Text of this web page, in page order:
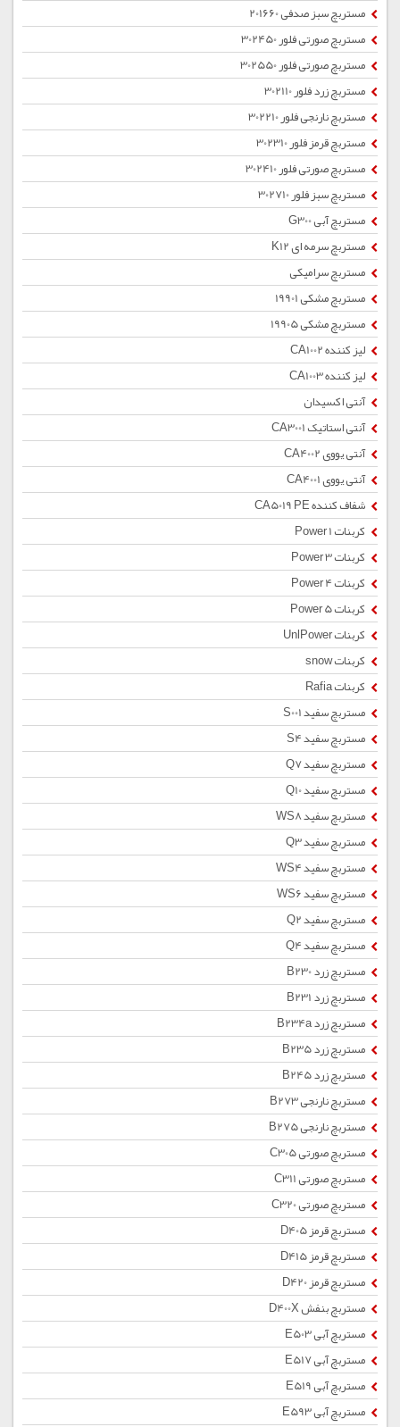
مستربچ سبز صدفی 201660
مستربچ صورتی فلور 302450
مستربچ صورتی فلور 302550
مستربچ زرد فلور 302110
مستربچ نارنجی فلور 302210
مستربچ قرمز فلور 302310
مستربچ صورتی فلور 302410
مستربچ سبز فلور 302710
مستربچ آبی G300
مستربچ سرمه ای K12
مستربچ سرامیکی
مستربچ مشکی 19901
مستربچ مشکی 19905
لیز کننده CA1002
لیز کننده CA1003
آنتی اکسیدان
آنتی استاتیک CA3001
آنتی یووی CA4002
آنتی یووی CA4001
شفاف کننده CA5019 PE
کربنات Power 1
کربنات Power 3
کربنات Power 4
کربنات Power 5
کربنات UnlPower
کربنات snow
کربنات Rafia
مستربچ سفید S001
مستربچ سفید S4
مستربچ سفید Q7
مستربچ سفید Q10
مستربچ سفید WS8
مستربچ سفید Q3
مستربچ سفید WS4
مستربچ سفید WS6
مستربچ سفید Q2
مستربچ سفید Q4
مستربچ زرد B230
مستربچ زرد B231
مستربچ زرد B234a
مستربچ زرد B235
مستربچ زرد B245
مستربچ نارنجی B273
مستربچ نارنجی B275
مستربچ صورتی C305
مستربچ صورتی C311
مستربچ صورتی C320
مستربچ قرمز D405
مستربچ قرمز D415
مستربچ قرمز D420
مستربچ بنفش D400X
مستربچ آبی E503
مستربچ آبی E517
مستربچ آبی E519
مستربچ آبی E593